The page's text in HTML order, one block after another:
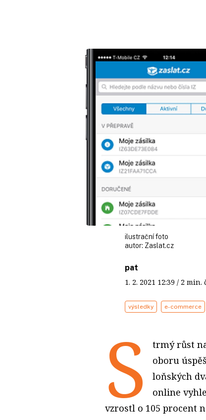
ilustrační foto
autor: Zaslat.cz
pat
1. 2. 2021 12:39 / 2
výsledky e-commerce
S
trmý růst
oboru
loňských
online
vzrostl o 105 procent